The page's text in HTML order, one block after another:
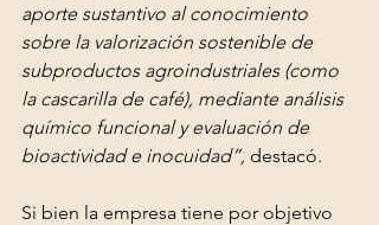
aporte sustantivo al conocimiento
sobre la valorización sostenible de
subproductos agroindustriales (como
la cascarilla de café), mediante análisis
químico funcional y evaluación de
bioactividad e inocuidad”, destacó.
Si bien la empresa tiene por objetivo